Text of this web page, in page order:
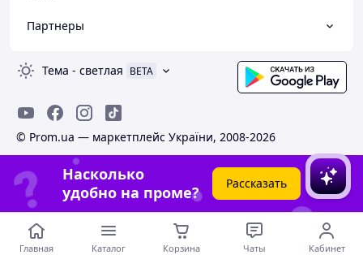
Партнеры
Тема - светлая BETA
© Prom.ua — маркетплейс України, 2008-2026
Насколько
удобно на проме?
Рассказать
Главная Каталог Корзина Чаты Кабинет